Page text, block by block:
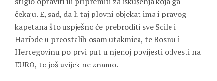
čekaju. E, sad, da li taj plovni objekat ima i pravog
kapetana što uspješno će prebroditi sve Scile i
Haribde u preostalih osam utakmica, te Bosnu i
Hercegovinu po prvi put u njenoj povijesti odvesti na
EURO, to još uvijek ne znamo.